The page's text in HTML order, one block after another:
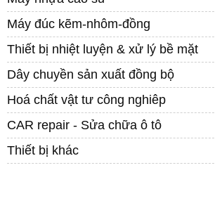
Máy đúc kẽm-nhôm-đồng
Thiết bị nhiệt luyện & xử lý bề mặt
Dây chuyền sản xuất đồng bộ
Hoá chất vật tư công nghiêp
CAR repair - Sửa chữa ô tô
Thiết bị khác